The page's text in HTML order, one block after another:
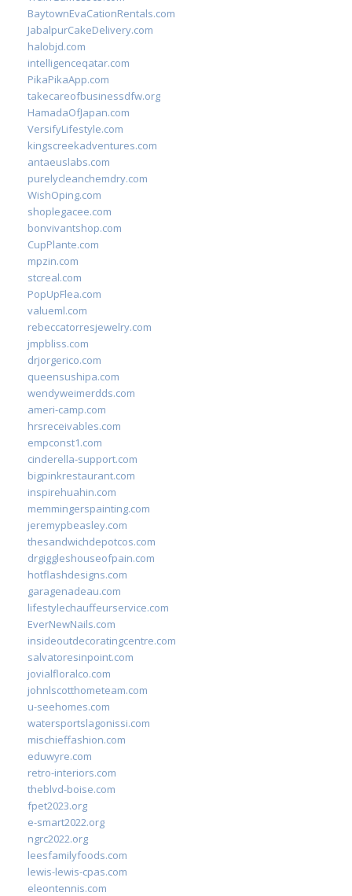
BaytownEvaCationRentals.com
JabalpurCakeDelivery.com
halobjd.com
intelligenceqatar.com
PikaPikaApp.com
takecareofbusinessdfw.org
HamadaOfJapan.com
VersifyLifestyle.com
kingscreekadventures.com
antaeuslabs.com
purelycleanchemdry.com
WishOping.com
shoplegacee.com
bonvivantshop.com
CupPlante.com
mpzin.com
stcreal.com
PopUpFlea.com
valueml.com
rebeccatorresjewelry.com
jmpbliss.com
drjorgerico.com
queensushipa.com
wendyweimerdds.com
ameri-camp.com
hrsreceivables.com
empconst1.com
cinderella-support.com
bigpinkrestaurant.com
inspirehuahin.com
memmingerspainting.com
jeremypbeasley.com
thesandwichdepotcos.com
drgiggleshouseofpain.com
hotflashdesigns.com
garagenadeau.com
lifestylechauffeurservice.com
EverNewNails.com
insideoutdecoratingcentre.com
salvatoresinpoint.com
jovialfloralco.com
johnlscotthometeam.com
u-seehomes.com
watersportslagonissi.com
mischieffashion.com
eduwyre.com
retro-interiors.com
theblvd-boise.com
fpet2023.org
e-smart2022.org
ngrc2022.org
leesfamilyfoods.com
lewis-lewis-cpas.com
eleontennis.com